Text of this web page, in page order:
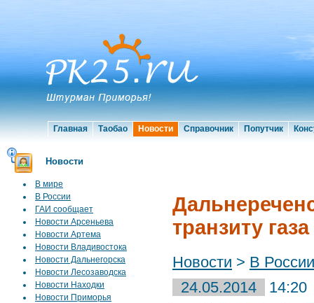
Главная Таобао Новости Справочник Попутчик
Новости
В мире
В России
ГАИ сообщает
Новости Арсеньева
Новости Артема
Новости Владивостока
Новости Дальнегорска
Новости Лесозаводска
Новости Находки
Новости Приморья
транзиту
Новости > В России
24.05.2014
14:20